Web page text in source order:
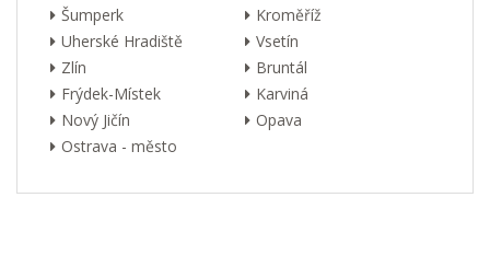
Šumperk
Kroměříž
Uherské Hradiště
Vsetín
Zlín
Bruntál
Frýdek-Místek
Karviná
Nový Jičín
Opava
Ostrava - město